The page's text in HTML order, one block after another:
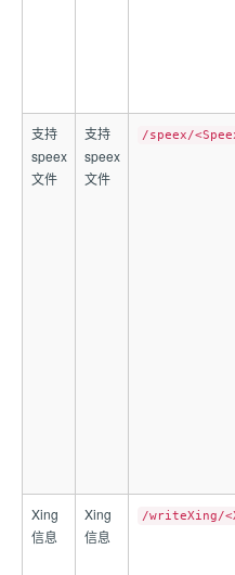
支持
speex
文件
支持
speex
文件
/speex/
Xing
信息
Xing
信息
/writeXing/